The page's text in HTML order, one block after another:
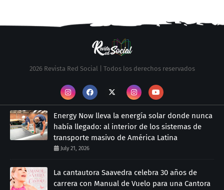
2026 Revista Red Social | Todos los derechos reservados
Energy Now lleva la energía solar donde nunca
había llegado: al interior de los sistemas de
transporte masivo de América Latina
July 21, 2026
La cantautora Saavedra celebra 30 años de
carrera con Manual de Vuelo para una Cantora